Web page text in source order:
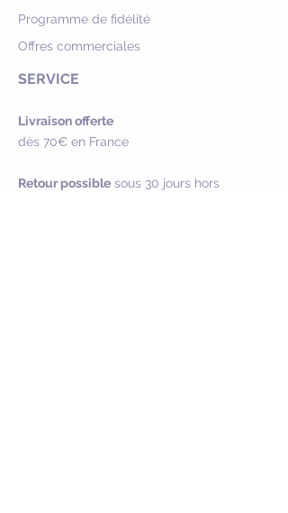
Programme de fidélité
Offres commerciales
SERVICE
Livraison offerte
dès 70€ en France
Retour possible sous 30 jours hors